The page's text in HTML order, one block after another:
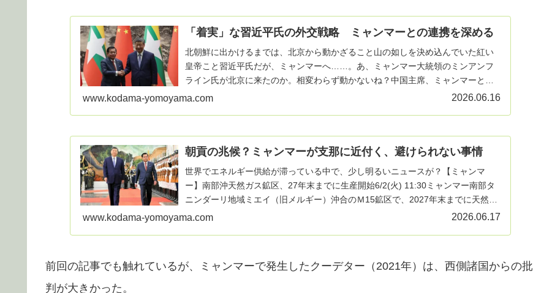
「着実」な習近平氏の外交戦略 ミャンマーとの連携を深める
北朝鮮に出かけるまでは、北京から動かざること山の如しを決め込んでいた紅い
皇帝こと習近平氏だが、ミャンマーへ……。あ、ミャンマー大統領のミンアンフ
ライン氏が北京に来たのか。相変わらず動かないね？中国主席、ミャンマーと関
係強化の意向 北京で首脳…
www.kodama-yomoyama.com 2026.06.16
朝貢の兆候？ミャンマーが支那に近付く、避けられない事情
世界でエネルギー供給が滞っている中で、少し明るいニュースが？【ミャンマ
ー】南部沖天然ガス鉱区、27年末までに生産開始6/2(火) 11:30ミャンマー南部タ
ニンダーリ地域ミエイ（旧メルギー）沖合のＭ15鉱区で、2027年末までに天然ガ
スの生…
www.kodama-yomoyama.com 2026.06.17
前回の記事でも触れているが、ミャンマーで発生したクーデター（2021年）は、西側諸国からの批
判が大きかった。